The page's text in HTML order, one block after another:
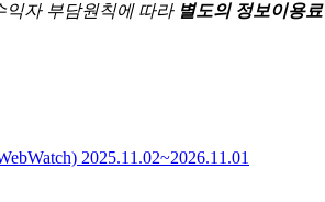
익자 부담원칙에 따라 별도의 정보이용